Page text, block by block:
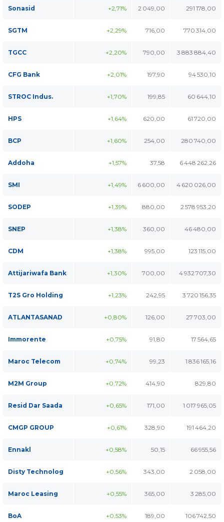
Sonasid +2,71% 2 049,00 291 178,00
SGTM +2,29% 716,00 770 314,00
TGCC +2,20% 790,00 3 883 884,40
CFG Bank +2,01% 197,90 94 530,10
STROC Indus. +1,70% 199,85 60 644,10
HPS +1,64% 620,00 61 720,00
BCP +1,60% 254,00 280 740,00
Addoha +1,57% 37,58 6 448 262,26
SMI +1,49% 6 600,00 4 620 026,00
SODEP +1,39% 880,00 2 578 953,20
SNEP +1,38% 360,00 46 480,00
CDM +1,38% 995,00 123 115,00
Attijariwafa Bank +1,30% 700,00 4 932 707,30
T2S Gro Holding +1,23% 242,95 3 720 156,35
ATLANTASANAD +0,80% 126,00 27 703,00
Immorente +0,75% 91,80 17 564,65
Maroc Telecom +0,74% 99,23 1 836 165,16
M2M Group +0,72% 414,90 829,80
Resid Dar Saada +0,65% 171,00 1 017 965,05
CMGP GROUP +0,61% 328,90 191 464,20
Ennakl +0,58% 50,15 66 955,56
Disty Technolog +0,56% 343,00 2 058,00
Maroc Leasing +0,55% 365,00 3 285,00
BoA +0,53% 189,00 106 742,50